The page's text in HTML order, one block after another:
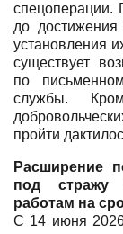
спецоперации.
до
установления
существует
по
службы.
пройти
Расширение
под стражу
работам на
С 14 июня 2026